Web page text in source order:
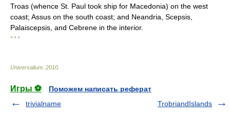
Troas (whence St. Paul took ship for Macedonia) on the west
coast; Assus on the south coast; and Neandria, Scepsis,
Palaiscepsis, and Cebrene in the interior.
* * *
Universalium 2010
Игры ⚽
Поможем написать реферат
trivialname
TrobriandIslands